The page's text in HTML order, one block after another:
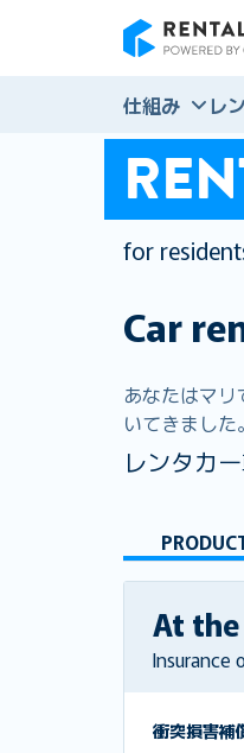
仕組み レ
for
Car
あなたはマ
いてきまし
レンタカ
At
Insurance
衝突損害補